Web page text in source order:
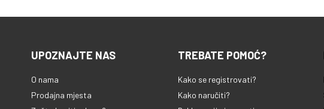
UPOZNAJTE NAS
O nama
Prodajna mjesta
TREBATE POMOĆ?
Kako se registrovati?
Kako naručiti?